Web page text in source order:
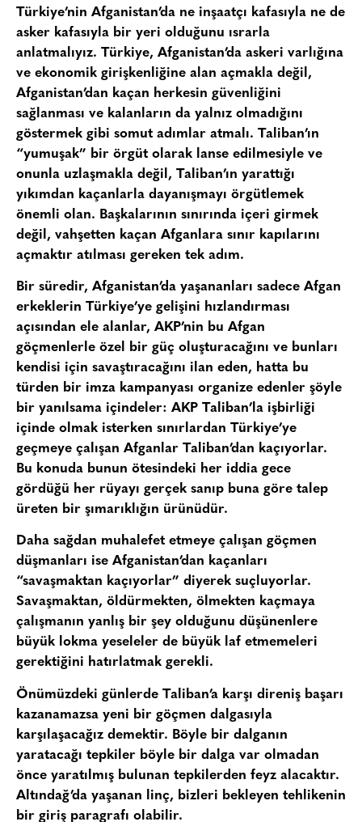
Türkiye’nin Afganistan’da ne inşaatçı kafasıyla ne de
asker kafasıyla bir yeri olduğunu ısrarla
anlatmalıyız. Türkiye, Afganistan’da askeri varlığına
ve ekonomik girişkenliğine alan açmakla değil,
Afganistan’dan kaçan herkesin güvenliğini
sağlanması ve kalanların da yalnız olmadığını
göstermek gibi somut adımlar atmalı. Taliban’ın
“yumuşak” bir örgüt olarak lanse edilmesiyle ve
onunla uzlaşmakla değil, Taliban’ın yarattığı
yıkımdan kaçanlarla dayanışmayı örgütlemek
önemli olan. Başkalarının sınırında içeri girmek
değil, vahşetten kaçan Afganlara sınır kapılarını
açmaktır atılması gereken tek adım.
Bir süredir, Afganistan’da yaşananları sadece Afgan
erkeklerin Türkiye’ye gelişini hızlandırması
açısından ele alanlar, AKP’nin bu Afgan
göçmenlerle özel bir güç oluşturacağını ve bunları
kendisi için savaştıracağını ilan eden, hatta bu
türden bir imza kampanyası organize edenler şöyle
bir yanılsama içindeler: AKP Taliban’la işbirliği
içinde olmak isterken sınırlardan Türkiye’ye
geçmeye çalışan Afganlar Taliban’dan kaçıyorlar.
Bu konuda bunun ötesindeki her iddia gece
gördüğü her rüyayı gerçek sanıp buna göre talep
üreten bir şımarıklığın ürünüdür.
Daha sağdan muhalefet etmeye çalışan göçmen
düşmanları ise Afganistan’dan kaçanları
“savaşmaktan kaçıyorlar” diyerek suçluyorlar.
Savaşmaktan, öldürmekten, ölmekten kaçmaya
çalışmanın yanlış bir şey olduğunu düşünenlere
büyük lokma yeseleler de büyük laf etmemeleri
gerektiğini hatırlatmak gerekli.
Önümüzdeki günlerde Taliban’a karşı direniş başarı
kazanamazsa yeni bir göçmen dalgasıyla
karşılaşacağız demektir. Böyle bir dalganın
yaratacağı tepkiler böyle bir dalga var olmadan
önce yaratılmış bulunan tepkilerden feyz alacaktır.
Altındağ’da yaşanan linç, bizleri bekleyen tehlikenin
bir giriş paragrafı olabilir.